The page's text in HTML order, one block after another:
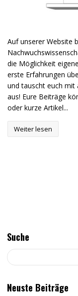
Auf unserer Website
die Möglichkeit
erste Erfahrungen
und tauscht euch mit
aus! Eure Beiträge
oder kurze Artikel...
Weiter lesen
Suche
Neuste Beiträge